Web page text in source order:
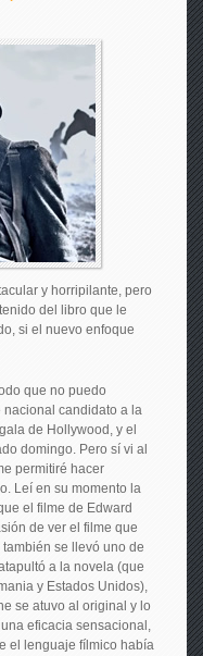
y horripilante, pero
del libro que le
si el nuevo enfoque
que no puedo
nacional candidato a la
de Hollywood, y el
domingo. Pero sí vi al
permitiré hacer
Leí en su momento la
el filme de Edward
de ver el filme que
se llevó uno de
a la novela (que
y Estados Unidos),
se atuvo al original y lo
eficacia sensacional,
el lenguaje fílmico había